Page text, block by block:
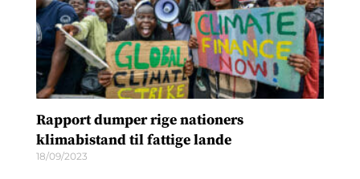
Rapport dumper rige nationers
klimabistand til fattige lande
18/09/2023